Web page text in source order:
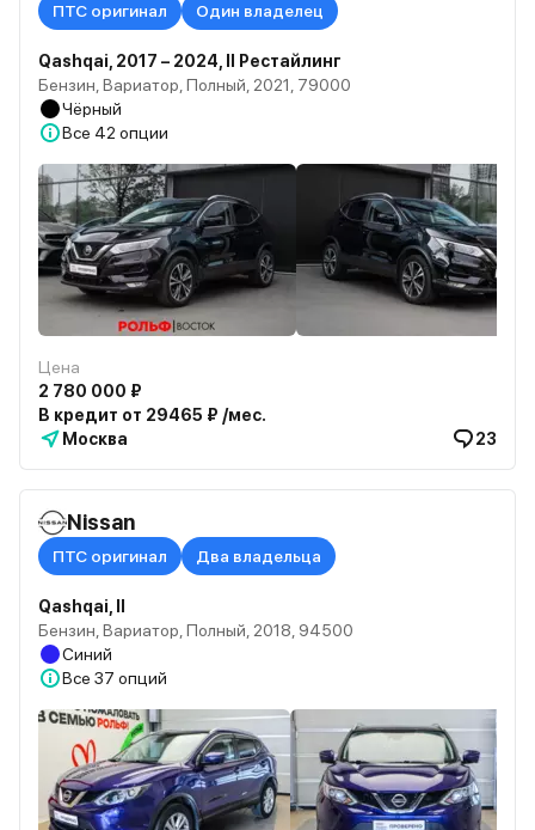
ПТС оригинал Один владелец
Qashqai, 2017 – 2024, II Рестайлинг
Бензин, Вариатор, Полный, 2021, 79000
Чёрный
Все 42 опции
Цена
2 780 000 ₽
В кредит от 29465 ₽ /мес.
Москва
23
Nissan
ПТС оригинал Два владельца
Qashqai, II
Бензин, Вариатор, Полный, 2018, 94500
Синий
Все 37 опций